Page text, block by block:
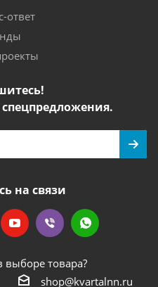
ответ
на связи
товара?
shop@kvartalnn.ru